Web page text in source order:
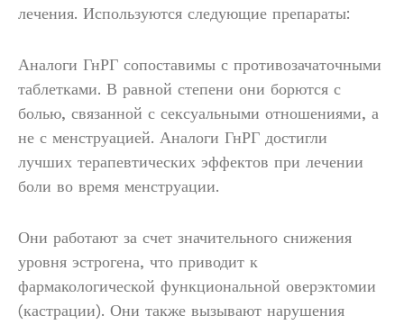
лечения. Используются следующие препараты:
Аналоги ГнРГ сопоставимы с противозачаточными
таблетками. В равной степени они борются с
болью, связанной с сексуальными отношениями, а
не с менструацией. Аналоги ГнРГ достигли
лучших терапевтических эффектов при лечении
боли во время менструации.
Они работают за счет значительного снижения
уровня эстрогена, что приводит к
фармакологической функциональной оверэктомии
(кастрации). Они также вызывают нарушения